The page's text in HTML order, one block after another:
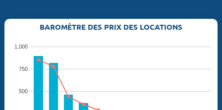
BAROMÈTRE DES PRIX DES LOCATIONS
500
750
1,000